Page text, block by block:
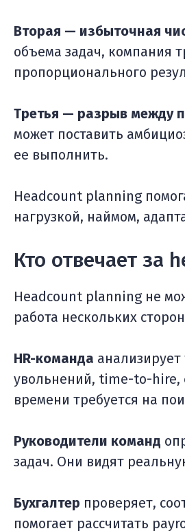
Вторая — избыточная
объема задач, компания
пропорционального
Третья — разрыв между
может поставить
ее выполнить.
Headcount planning
нагрузкой, наймом,
Кто отвечает за
Headcount planning не
работа нескольких
HR-команда
увольнений, time-to-hire,
времени требуется на
Руководители команд
задач. Они видят
Бухгалтер проверяет,
помогает рассчитать